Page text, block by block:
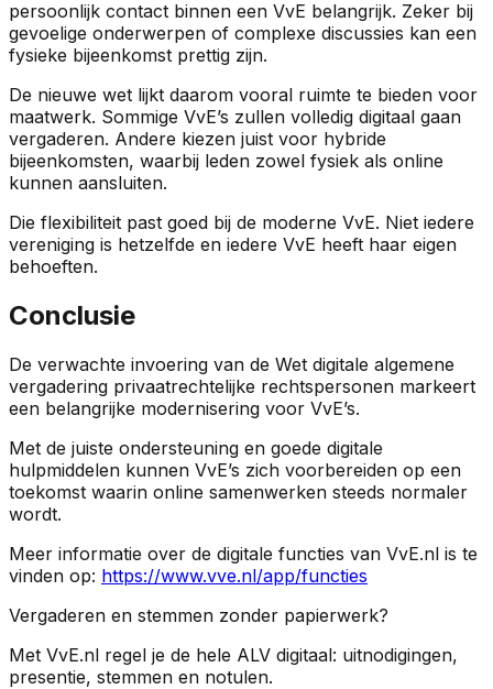
persoonlijk contact binnen een VvE belangrijk. Zeker bij
gevoelige onderwerpen of complexe discussies kan een
fysieke bijeenkomst prettig zijn.
De nieuwe wet lijkt daarom vooral ruimte te bieden voor
maatwerk. Sommige VvE’s zullen volledig digitaal gaan
vergaderen. Andere kiezen juist voor hybride
bijeenkomsten, waarbij leden zowel fysiek als online
kunnen aansluiten.
Die flexibiliteit past goed bij de moderne VvE. Niet iedere
vereniging is hetzelfde en iedere VvE heeft haar eigen
behoeften.
Conclusie
De verwachte invoering van de Wet digitale algemene
vergadering privaatrechtelijke rechtspersonen markeert
een belangrijke modernisering voor VvE’s.
Met de juiste ondersteuning en goede digitale
hulpmiddelen kunnen VvE’s zich voorbereiden op een
toekomst waarin online samenwerken steeds normaler
wordt.
Meer informatie over de digitale functies van VvE.nl is te
vinden op: https://www.vve.nl/app/functies
Vergaderen en stemmen zonder papierwerk?
Met VvE.nl regel je de hele ALV digitaal: uitnodigingen,
presentie, stemmen en notulen.